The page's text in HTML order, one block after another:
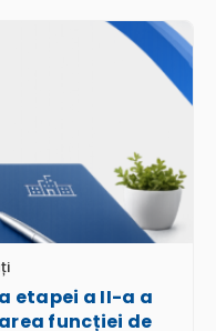
etapei a II-a a
funcției de